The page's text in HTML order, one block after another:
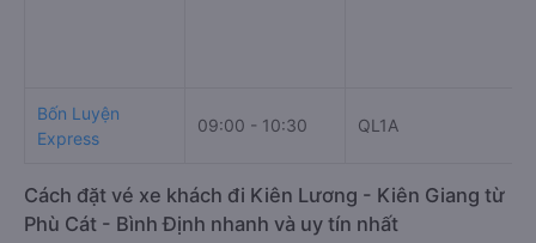
Bốn Luyện
Express
09:00 - 10:30 QL1A
Cách đặt vé xe khách đi Kiên Lương - Kiên Giang từ
Phù Cát - Bình Định nhanh và uy tín nhất